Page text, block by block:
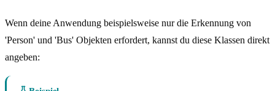
Wenn deine Anwendung beispielsweise nur die Erkennung von
'Person' und 'Bus' Objekten erfordert, kannst du diese Klassen direkt
angeben: